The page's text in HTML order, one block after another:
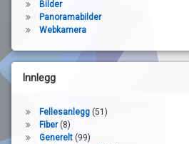
Bilder
Panoramabilder
Webkamera
Innlegg
Fellesanlegg(51)
Fiber(8)
Generelt(99)